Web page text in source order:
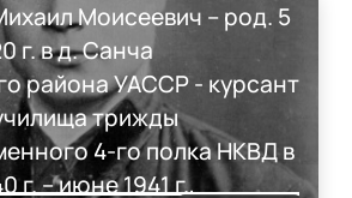
Моисеевич – род. 5
г. в д. Санча
района УАССР - курсант
трижды
4-го полка НКВД в
г. – июне 1941 г.,